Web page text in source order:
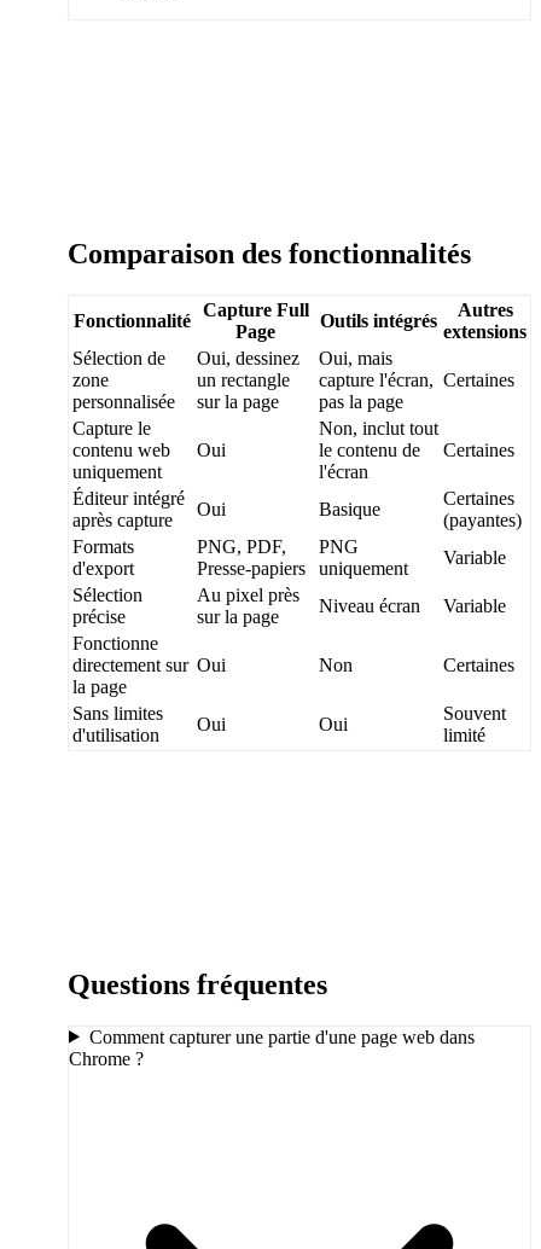
Comparaison des fonctionnalités
Fonctionnalité
Capture Full
Page
Outils intégrés
Autres
extensions
Sélection de
zone
personnalisée
Oui, dessinez
un rectangle
sur la page
Oui, mais
capture l'écran,
pas la page
Certaines
Capture le
contenu web
uniquement
Oui
Non, inclut tout
le contenu de
l'écran
Certaines
Éditeur intégré
après capture
Oui Basique
Certaines
(payantes)
Formats
d'export
PNG, PDF,
Presse-papiers
PNG
uniquement
Variable
Sélection
précise
Au pixel près
sur la page
Niveau écran
Variable
Fonctionne
directement sur
la page
Oui Non Certaines
Sans limites
d'utilisation
Oui Oui
Souvent
limité
Questions fréquentes
Comment capturer une partie d'une page web dans
Chrome ?